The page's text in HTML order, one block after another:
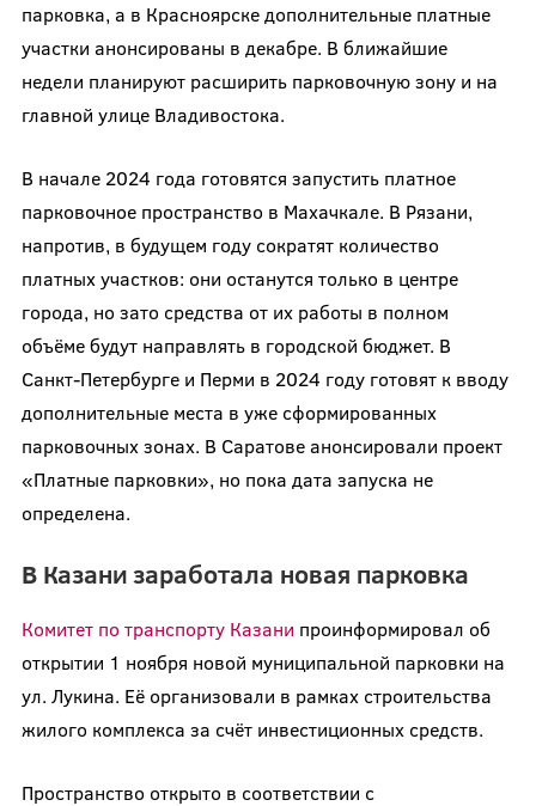
парковка, а в Красноярске дополнительные платные
участки анонсированы в декабре. В ближайшие
недели планируют расширить парковочную зону и на
главной улице Владивостока.
В начале 2024 года готовятся запустить платное
парковочное пространство в Махачкале. В Рязани,
напротив, в будущем году сократят количество
платных участков: они останутся только в центре
города, но зато средства от их работы в полном
объёме будут направлять в городской бюджет. В
Санкт-Петербурге и Перми в 2024 году готовят к вводу
дополнительные места в уже сформированных
парковочных зонах. В Саратове анонсировали проект
«Платные парковки», но пока дата запуска не
определена.
В Казани заработала новая парковка
Комитет по транспорту Казани проинформировал об
открытии 1 ноября новой муниципальной парковки на
ул. Лукина. Её организовали в рамках строительства
жилого комплекса за счёт инвестиционных средств.
Пространство открыто в соответствии с